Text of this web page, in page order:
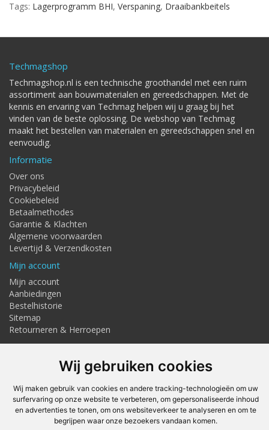
Wij gebruiken cookies
Wij maken gebruik van cookies en andere tracking-technologieën om uw
surfervaring op onze website te verbeteren, om gepersonaliseerde inhoud
en advertenties te tonen, om ons websiteverkeer te analyseren en om te
begrijpen waar onze bezoekers vandaan komen.
Tags: Lagerprogramm BHI, Verspaning, Draaibankbeitels
Techmagshop
Techmagshop.nl is een technische groothandel met een ruim
assortiment aan bouwmaterialen en gereedschappen. Met de
kennis en ervaring van Techmag helpen wij u graag bij het
vinden van de beste oplossing. De webshop van Techmag
maakt het bestellen van materialen en gereedschappen snel en
eenvoudig.
Informatie
Over ons
Privacybeleid
Cookiebeleid
Betaalmethodes
Garantie & Klachten
Algemene voorwaarden
Levertijd & Verzendkosten
Mijn account
Mijn account
Aanbiedingen
Bestelhistorie
Sitemap
Retourneren & Herroepen
Adresgegevens
Textielstraat 4, Haaksbergen
Telefoon: 053-7676275
info@techmaghaaksbergen.nl
Onze Webshops
Techmag247.nl